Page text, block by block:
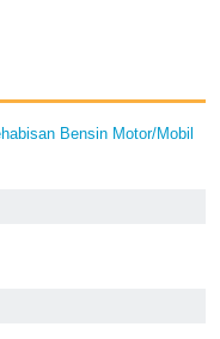
Bensin Motor/Mobil